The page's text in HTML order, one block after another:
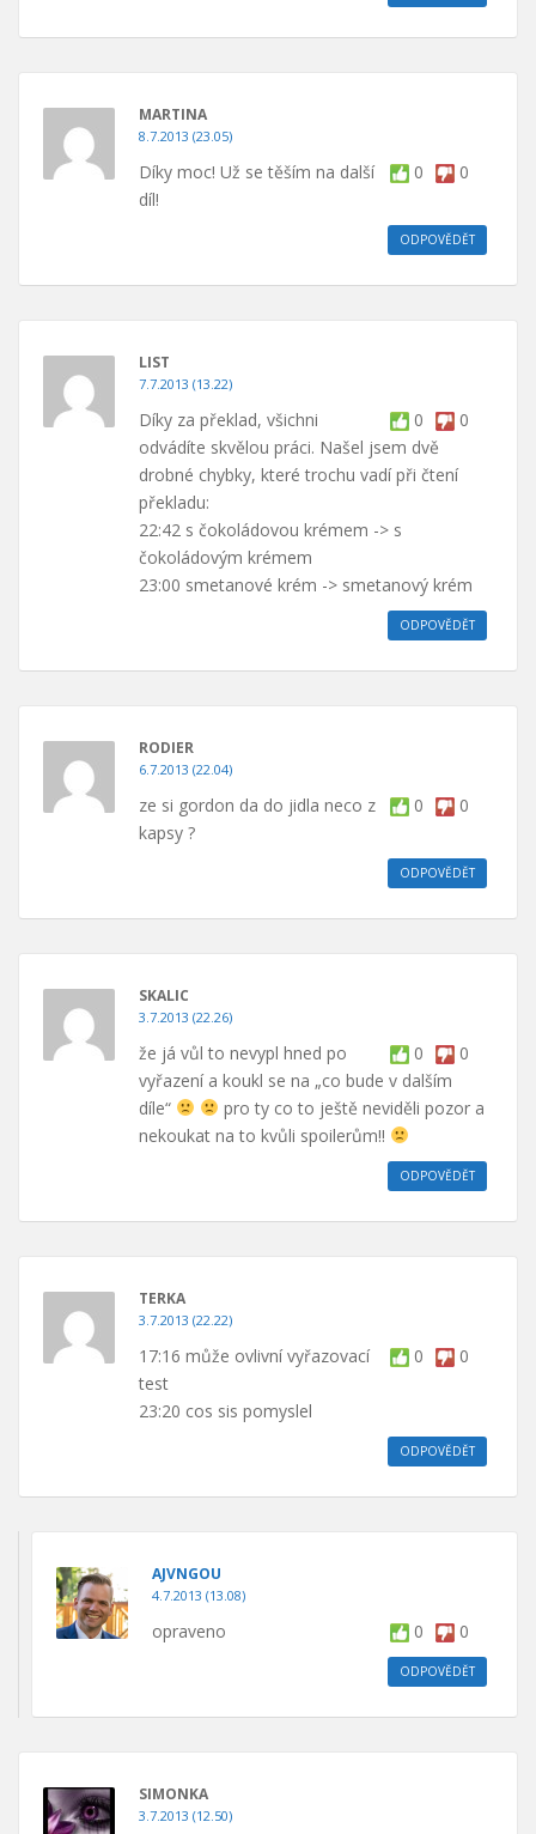
MARTINA
8.7.2013 (23.05)
0 0
Díky moc! Už se těším na další
díl!
ODPOVĚDĚT
LIST
7.7.2013 (13.22)
0 0
Díky za překlad, všichni
odvádíte skvělou práci. Našel jsem dvě
drobné chybky, které trochu vadí při čtení
překladu:
22:42 s čokoládovou krémem -> s
čokoládovým krémem
23:00 smetanové krém -> smetanový krém
ODPOVĚDĚT
RODIER
6.7.2013 (22.04)
0 0
ze si gordon da do jidla neco z
kapsy ?
ODPOVĚDĚT
SKALIC
3.7.2013 (22.26)
0 0
že já vůl to nevypl hned po
vyřazení a koukl se na „co bude v dalším
díle“
pro ty co to ještě neviděli pozor a
nekoukat na to kvůli spoilerům!!
ODPOVĚDĚT
TERKA
3.7.2013 (22.22)
0 0
17:16 může ovlivní vyřazovací
test
23:20 cos sis pomyslel
ODPOVĚDĚT
AJVNGOU
4.7.2013 (13.08)
0 0
opraveno
ODPOVĚDĚT
SIMONKA
3.7.2013 (12.50)